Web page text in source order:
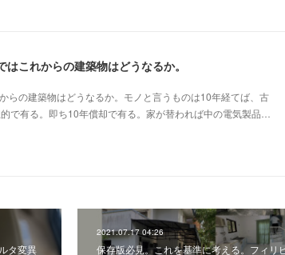
これからの建築物はどうなるか。
らの建築物はどうなるか。モノと言うものは10年経てば、古
で有る。即ち10年償却で有る。家が替われば中の電気製品…
タ変異
2021.07.17 04:26
保存版必見。これを基準に考える。フィリ